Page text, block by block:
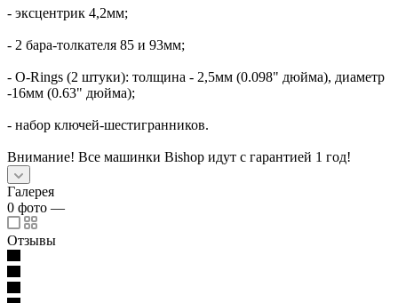
- эксцентрик 4,2мм;
- 2 бара-толкателя 85 и 93мм;
- O-Rings (2 штуки): толщина - 2,5мм (0.098" дюйма), диаметр
-16мм (0.63" дюйма);
- набор ключей-шестигранников.
Внимание! Все машинки Bishop идут с гарантией 1 год!
Галерея
0 фото —
Отзывы